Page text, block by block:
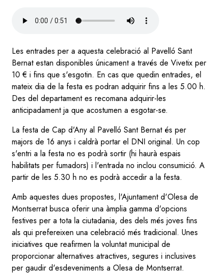
Les entrades per a aquesta celebració al Pavelló Sant
Bernat estan disponibles únicament a través de Vivetix per
10 € i fins que s'esgotin. En cas que quedin entrades, el
mateix dia de la festa es podran adquirir fins a les 5.00 h.
Des del departament es recomana adquirir-les
anticipadament ja que acostumen a esgotar-se.
La festa de Cap d'Any al Pavelló Sant Bernat és per
majors de 16 anys i caldrà portar el DNI original. Un cop
s'entri a la festa no es podrà sortir (hi haurà espais
habilitats per fumadors) i l'entrada no inclou consumició. A
partir de les 5.30 h no es podrà accedir a la festa.
Amb aquestes dues propostes, l'Ajuntament d'Olesa de
Montserrat busca oferir una àmplia gamma d'opcions
festives per a tota la ciutadania, des dels més joves fins
als qui prefereixen una celebració més tradicional. Unes
iniciatives que reafirmen la voluntat municipal de
proporcionar alternatives atractives, segures i inclusives
per gaudir d'esdeveniments a Olesa de Montserrat.